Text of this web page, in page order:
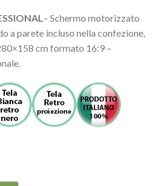
– Schermo motorizzato
a parete incluso nella confezione,
cm formato 16:9 –